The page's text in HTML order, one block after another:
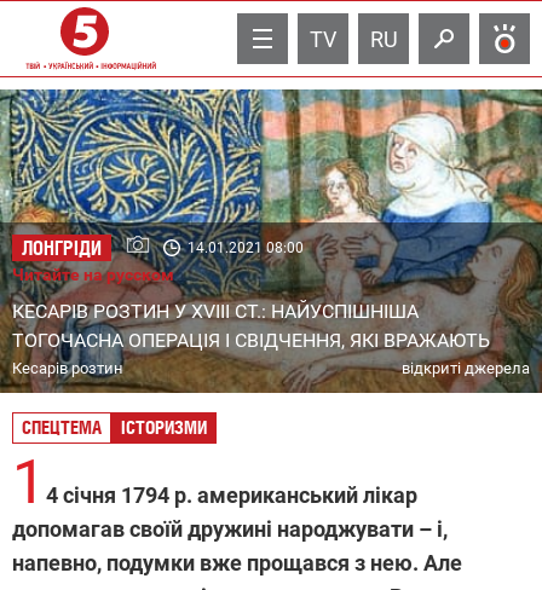
TV RU
ЛОНГРІДИ 14.01.2021 08:00
Читайте на русском
КЕСАРІВ РОЗТИН У XVIII СТ.: НАЙУСПІШНІША
ТОГОЧАСНА ОПЕРАЦІЯ І СВІДЧЕННЯ, ЯКІ ВРАЖАЮТЬ
Кесарів розтин відкриті джерела
СПЕЦТЕМА ІСТОРИЗМИ
1 4 січня 1794 р. американський лікар
допомагав своїй дружині народжувати – і,
напевно, подумки вже прощався з нею. Але